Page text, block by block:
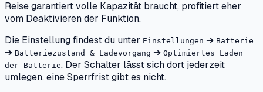
Reise garantiert volle Kapazität braucht, profitiert eher
vom Deaktivieren der Funktion.
Die Einstellung findest du unter Einstellungen ➔ Batterie
➔ Batteriezustand & Ladevorgang ➔ Optimiertes Laden
der Batterie. Der Schalter lässt sich dort jederzeit
umlegen, eine Sperrfrist gibt es nicht.